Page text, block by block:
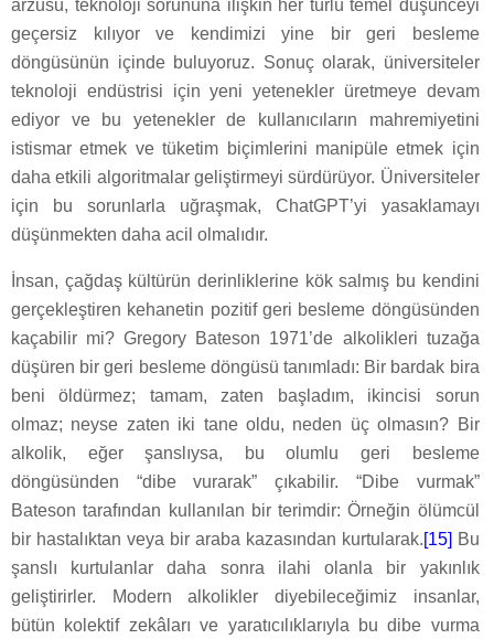
arzusu, teknoloji sorununa ilişkin her türlü temel düşünceyi
geçersiz kılıyor ve kendimizi yine bir geri besleme
döngüsünün içinde buluyoruz. Sonuç olarak, üniversiteler
teknoloji endüstrisi için yeni yetenekler üretmeye devam
ediyor ve bu yetenekler de kullanıcıların mahremiyetini
istismar etmek ve tüketim biçimlerini manipüle etmek için
daha etkili algoritmalar geliştirmeyi sürdürüyor. Üniversiteler
için bu sorunlarla uğraşmak, ChatGPT’yi yasaklamayı
düşünmekten daha acil olmalıdır.
İnsan, çağdaş kültürün derinliklerine kök salmış bu kendini
gerçekleştiren kehanetin pozitif geri besleme döngüsünden
kaçabilir mi? Gregory Bateson 1971’de alkolikleri tuzağa
düşüren bir geri besleme döngüsü tanımladı: Bir bardak bira
beni öldürmez; tamam, zaten başladım, ikincisi sorun
olmaz; neyse zaten iki tane oldu, neden üç olmasın? Bir
alkolik, eğer şanslıysa, bu olumlu geri besleme
döngüsünden “dibe vurarak” çıkabilir. “Dibe vurmak”
Bateson tarafından kullanılan bir terimdir: Örneğin ölümcül
bir hastalıktan veya bir araba kazasından kurtularak.[15] Bu
şanslı kurtulanlar daha sonra ilahi olanla bir yakınlık
geliştirirler. Modern alkolikler diyebileceğimiz insanlar,
bütün kolektif zekâları ve yaratıcılıklarıyla bu dibe vurma